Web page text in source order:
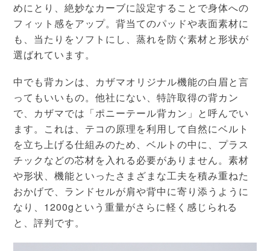
めにとり、絶妙なカーブに設定することで身体への
フィット感をアップ。背当てのパッドや表面素材に
も、当たりをソフトにし、蒸れを防ぐ素材と形状が
選ばれています。
中でも背カンは、カザマオリジナル機能の白眉と言
ってもいいもの。他社にない、特許取得の背カン
で、カザマでは「ポニーテール背カン」と呼んでい
ます。これは、テコの原理を利用して自然にベルト
を立ち上げる仕組みのため、ベルトの中に、プラス
チックなどの芯材を入れる必要がありません。素材
や形状、機能といったさまざまな工夫を積み重ねた
おかげで、ランドセルが肩や背中に寄り添うように
なり、1200gという重量がさらに軽く感じられる
と、評判です。